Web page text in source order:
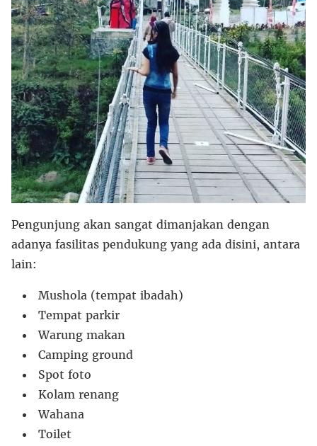
Pengunjung akan sangat dimanjakan dengan
adanya fasilitas pendukung yang ada disini, antara
lain:
Mushola (tempat ibadah)
Tempat parkir
Warung makan
Camping ground
Spot foto
Kolam renang
Wahana
Toilet